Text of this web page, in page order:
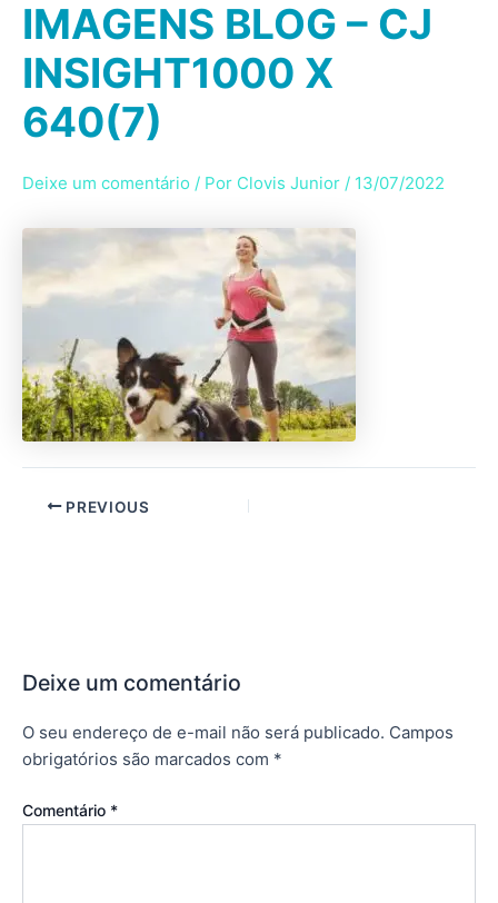
para
conteúdo
IMAGENS BLOG – CJ
INSIGHT1000 X
640(7)
Deixe um comentário / Por Clovis Junior / 13/07/2022
PREVIOUS
Deixe um comentário
O seu endereço de e-mail não será publicado. Campos
obrigatórios são marcados com *
Comentário *